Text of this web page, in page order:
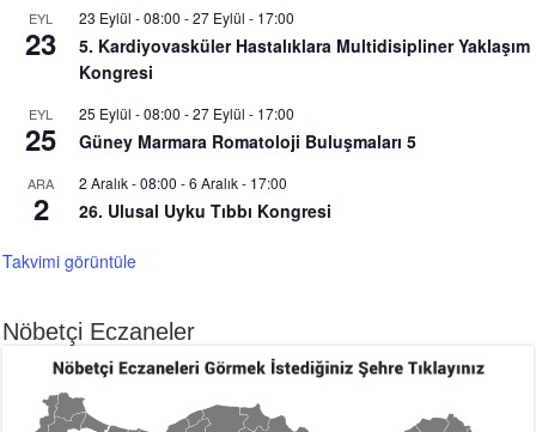
EYL
23
23 Eylül - 08:00 -27 Eylül - 17:00
5. Kardiyovasküler Hastalıklara Multidisipliner Yaklaşım
Kongresi
EYL
25
25 Eylül - 08:00 -27 Eylül - 17:00
Güney Marmara Romatoloji Buluşmaları 5
ARA
2
2 Aralık - 08:00 -6 Aralık - 17:00
26. Ulusal Uyku Tıbbı Kongresi
Takvimi görüntüle
Nöbetçi Eczaneler